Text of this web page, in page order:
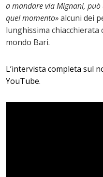
a mandare via Mignani,
quel momento»alcuni dei
lunghissima chiacchierata
mondo Bari.
L’intervista completa sul
YouTube.